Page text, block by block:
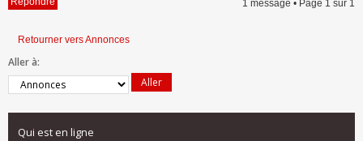
1 message • Page 1 sur 1
Retourner vers Annonces
Aller à:
Qui est en ligne